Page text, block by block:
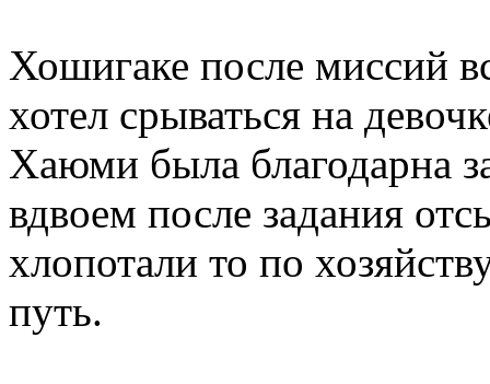
Хошигаке после миссий
хотел срываться на
Хаюми была благодарна
вдвоем после задания
хлопотали то по
путь.